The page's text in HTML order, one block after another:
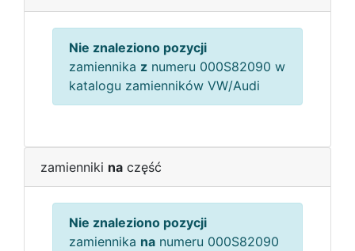
Nie znaleziono pozycji
zamiennika z numeru 000S82090 w
katalogu zamienników VW/Audi
zamienniki na część
Nie znaleziono pozycji
zamiennika na numeru 000S82090